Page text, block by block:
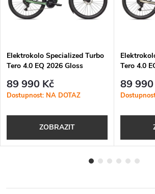
Elektrokolo Specialized Turbo
Tero 4.0 EQ 2026 Gloss
89 990 Kč
Dostupnost: NA DOTAZ
ZOBRAZIT
Tero 4.0
89